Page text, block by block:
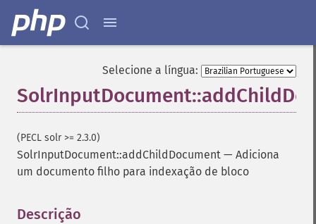
Selecione a língua:
(PECL solr >= 2.3.0)
SolrInputDocument::addChildDocument — Adiciona
um documento filho para indexação de bloco
Descrição